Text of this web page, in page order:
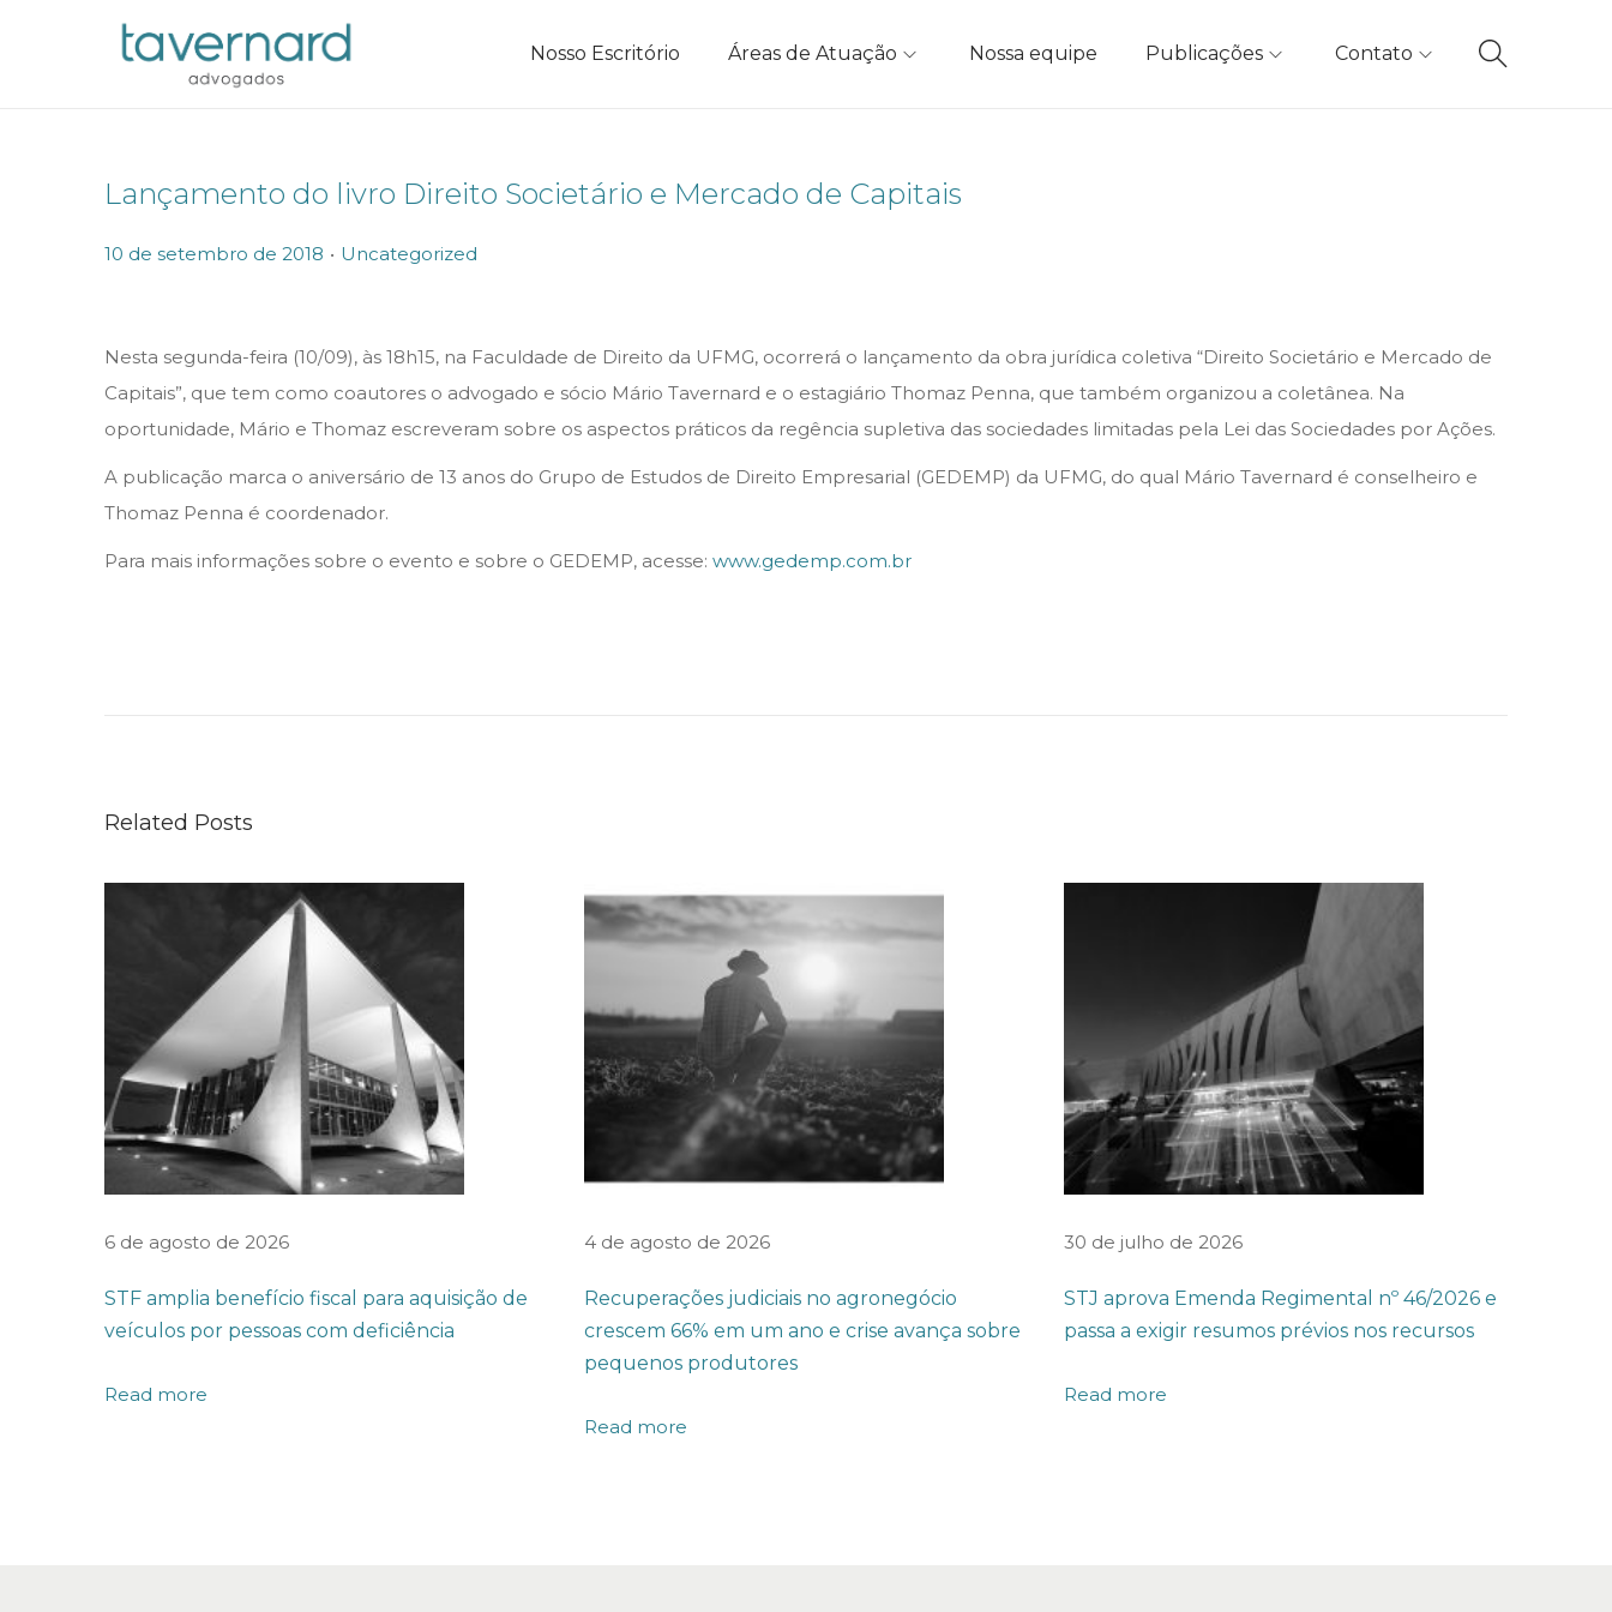
Nosso Escritório Áreas de Atuação Nossa equipe Publicações Contato
Lançamento do livro Direito Societário e Mercado de Capitais
P
t
e
d
o
n
10 de setembro de 2018 . P
t
e
d
Uncategorized
Nesta segunda-feira (10/09), às 18h15, na Faculdade de Direito da UFMG, ocorrerá o lançamento da obra jurídica coletiva “Direito Societário e Mercado de
Capitais”, que tem como coautores o advogado e sócio Mário Tavernard e o estagiário Thomaz Penna, que também organizou a coletânea. Na
oportunidade, Mário e Thomaz escreveram sobre os aspectos práticos da regência supletiva das sociedades limitadas pela Lei das Sociedades por Ações.
A publicação marca o aniversário de 13 anos do Grupo de Estudos de Direito Empresarial (GEDEMP) da UFMG, do qual Mário Tavernard é conselheiro e
Thomaz Penna é coordenador.
Para mais informações sobre o evento e sobre o GEDEMP, acesse: www.gedemp.com.br
c
e
r
r
t
r
c
Related Posts
6 de agosto de 2026
STF amplia benefício fiscal para aquisição de
veículos por pessoas com deficiência
Read more
4 de agosto de 2026
Recuperações judiciais no agronegócio
crescem 66% em um ano e crise avança sobre
pequenos produtores
Read more
30 de julho de 2026
STJ aprova Emenda Regimental nº 46/2026 e
passa a exigir resumos prévios nos recursos
Read more